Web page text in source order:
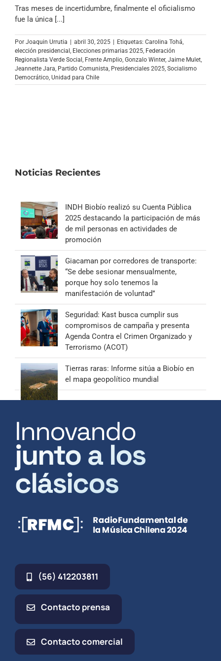
Tras meses de incertidumbre, finalmente el oficialismo
fue la única [...]
Por Joaquin Urrutia | abril 30, 2025 | Etiquetas: Carolina Tohá
elección presidencial Elecciones primarias 2025 Federación
Regionalista Verde Social Frente Amplio Gonzalo Winter, Jaime Mulet
Jeannette Jara Partido Comunista Presidenciales 2025 Socialismo
Democrático Unidad para Chile
Noticias Recientes
INDH Biobío realizó su Cuenta Pública
2025 destacando la participación de más
de mil personas en actividades de
promoción
Giacaman por corredores de transporte:
“Se debe sesionar mensualmente,
porque hoy solo tenemos la
manifestación de voluntad”
Seguridad: Kast busca cumplir sus
compromisos de campaña y presenta
Agenda Contra el Crimen Organizado y
Terrorismo (ACOT)
Tierras raras: Informe sitúa a Biobío en
el mapa geopolítico mundial
Innovando
junto a los
clásicos
(56) 412203811
Contacto prensa
Contacto comercial